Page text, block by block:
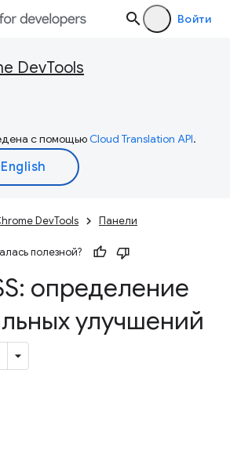
Войти
DevTools
с помощьюCloud Translation API.
DevTools Панели
полезной?
определение
улучшений